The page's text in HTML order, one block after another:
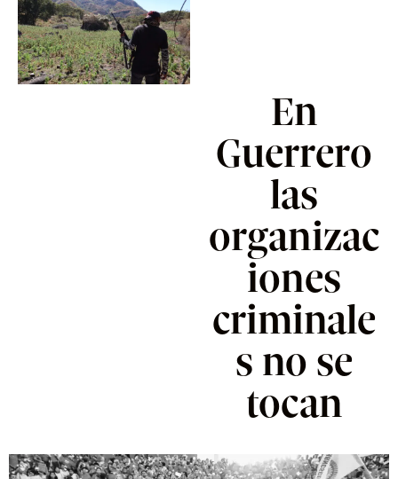
En
Guerrero
las
organizac
iones
criminale
s no se
tocan